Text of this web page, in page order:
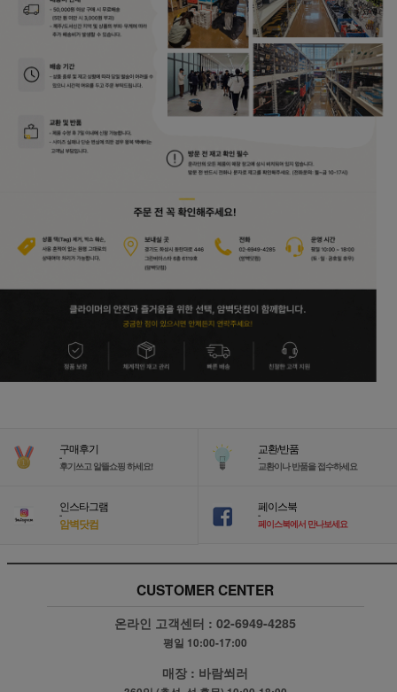
구매후기
-
후기쓰고 알뜰쇼핑 하세요!
교환/반품
-
교환이나 반품을 접수하세요
인스타그램
-
암벽닷컴
페이스북
-
페이스북에서 만나보세요
CUSTOMER CENTER
온라인 고객센터 :02-6949-4285
평일 10:00-17:00
매장 : 바람쐬러